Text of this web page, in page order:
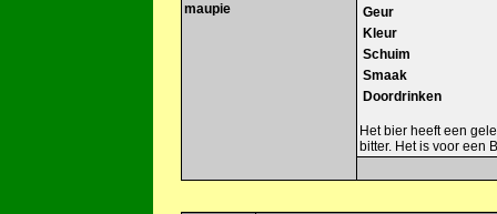
maupie
Geur
Kleur
Schuim
Smaak
Doordrinken
Het bier heeft een
bitter. Het is voor een